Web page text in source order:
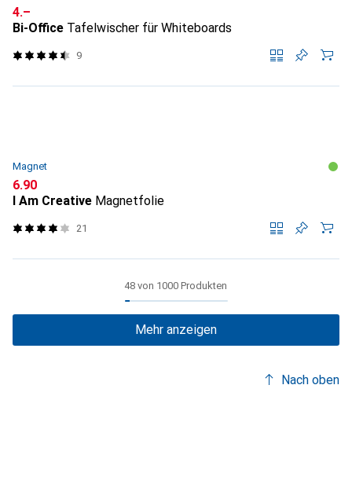
CHF
4.–
Bi-Office Tafelwischer für Whiteboards
9
Magnet
CHF
6.90
I Am Creative Magnetfolie
21
48 von 1000 Produkten
Mehr anzeigen
Nach oben